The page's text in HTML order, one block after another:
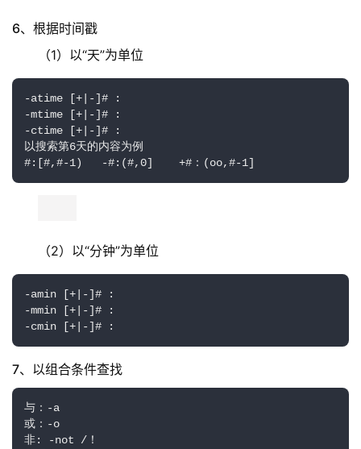
6、根据时间戳
（1）以“天”为单位
-atime [+|-]# :
-mtime [+|-]# :
-ctime [+|-]# :
以搜索第6天的内容为例
#:[#,#-1)   -#:(#,0]    +#：(oo,#-1]
（2）以“分钟”为单位
-amin [+|-]# :
-mmin [+|-]# :
-cmin [+|-]# :
7、以组合条件查找
与：-a
或：-o
非: -not /！